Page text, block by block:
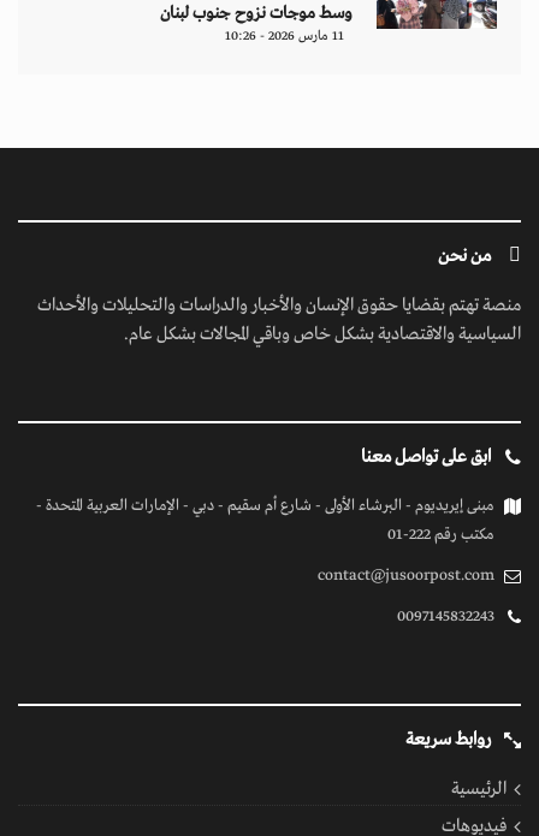
وسط موجات نزوح جنوب لبنان
11 مارس 2026 - 10:26
من نحن
منصة تهتم بقضايا حقوق الإنسان والأخبار والدراسات والتحليلات والأحداث
السياسية والاقتصادية بشكل خاص وباقي المجالات بشكل عام.
ابق على تواصل معنا
مبنى إيريديوم - البرشاء الأولى - شارع أم سقيم - دبي - الإمارات العربية المتحدة -
مكتب رقم 222-01
contact@jusoorpost.com
0097145832243
روابط سريعة
الرئيسية
فيديوهات